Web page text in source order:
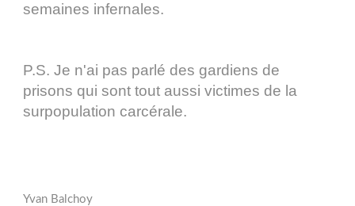
semaines infernales.
P.S. Je n'ai pas parlé des gardiens de
prisons qui sont tout aussi victimes de la
surpopulation carcérale.
Yvan Balchoy